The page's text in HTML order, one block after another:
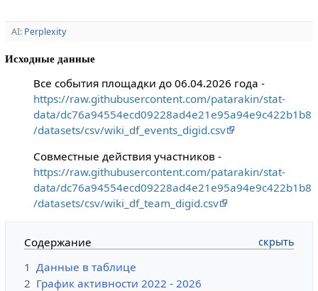
AI: Perplexity
Исходные данные
Все события площадки до 06.04.2026 года -
https://raw.githubusercontent.com/patarakin/stat-
data/dc76a94554ecd09228ad4e21e95a94e9c422b1b8
/datasets/csv/wiki_df_events_digid.csv
Совместные действия участников -
https://raw.githubusercontent.com/patarakin/stat-
data/dc76a94554ecd09228ad4e21e95a94e9c422b1b8
/datasets/csv/wiki_df_team_digid.csv
Содержание
1 Данные в таблице
2 График активности 2022 - 2026